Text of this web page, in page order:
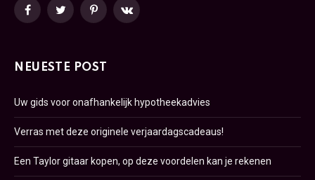
FacebookTwitterPinterestVKontakte
NEUESTE POST
Uw gids voor onafhankelijk hypotheekadvies
Verras met deze originele verjaardagscadeaus!
Een Taylor gitaar kopen, op deze voordelen kan je rekenen